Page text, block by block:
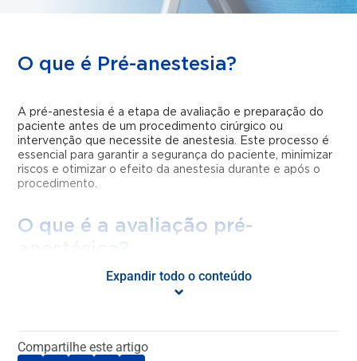
O que é Pré-anestesia?
A pré-anestesia é a etapa de avaliação e preparação do
paciente antes de um procedimento cirúrgico ou
intervenção que necessite de anestesia. Este processo é
essencial para garantir a segurança do paciente, minimizar
riscos e otimizar o efeito da anestesia durante e após o
procedimento.
O que é a avaliação pré-
A avaliação pré-anestésica é uma consulta realizada pelo
as condições clínicas e os possíveis fatores de risco. Este
exame prévio ajuda a definir o tipo de anestesia mais
Expandir todo o conteúdo
Compartilhe este artigo